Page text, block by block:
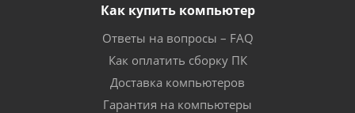
Как купить компьютер
Ответы на вопросы – FAQ
Как оплатить сборку ПК
Доставка компьютеров
Гарантия на компьютеры